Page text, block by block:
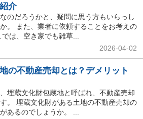
介
のだろうかと、疑問に思う方もいらっし
。 また、業者に依頼することをお考えの
は、空き家でも雑草...
2026-04-02
の不動産売却とは？デメリット
埋蔵文化財包蔵地と呼ばれ、不動産売却
。 埋蔵文化財がある土地の不動産売却の
あるのでしょうか。 ...